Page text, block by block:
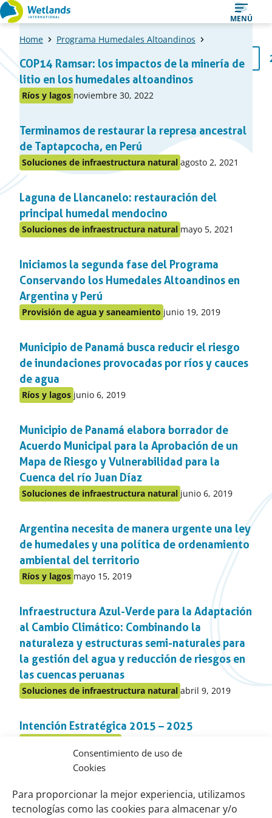
Consentimiento de uso de
Cookies
Para proporcionar la mejor experiencia, utilizamos
tecnologías como las cookies para almacenar y/o
Ir
al
MENÚ
Home Programa Humedales Altoandinos
lista
de
items
COP14 Ramsar: los impactos de la minería de
litio en los humedales altoandinos
Publicado
el
apartado
Ríos y lagos Publicado
noviembre 30, 2022
Terminamos de restaurar la represa ancestral
de Taptapcocha, en Perú
Publicado
en
el
apartado
Soluciones de infraestructura natural Publicado
agosto 2, 2021
Laguna de Llancanelo: restauración del
principal humedal mendocino
Publicado
el
apartado
Soluciones de infraestructura natural Publicado
mayo 5, 2021
Iniciamos la segunda fase del Programa
Conservando los Humedales Altoandinos en
Argentina y Perú
Publicado
el
apartado
Provisión de agua y saneamiento Publicado
junio 19, 2019
Municipio de Panamá busca reducir el riesgo
de inundaciones provocadas por ríos y cauces
de agua
Publicado
el
apartado
Ríos y lagos Publicado
junio 6, 2019
Municipio de Panamá elabora borrador de
Acuerdo Municipal para la Aprobación de un
Mapa de Riesgo y Vulnerabilidad para la
Cuenca del río Juan Díaz
Publicado
el
apartado
Soluciones de infraestructura natural Publicado
junio 6, 2019
Argentina necesita de manera urgente una ley
de humedales y una política de ordenamiento
ambiental del territorio
Publicado
el
apartado
Ríos y lagos Publicado
mayo 15, 2019
Infraestructura Azul-Verde para la Adaptación
al Cambio Climático: Combinando la
naturaleza y estructuras semi-naturales para
la gestión del agua y reducción de riesgos en
las cuencas peruanas
Publicado
el
Soluciones de infraestructura natural Publicado
abril 9, 2019
Intención Estratégica 2015 – 2025
apartado
en:
Desastres
Resiliencia comunitariaPublicado
septiembre 11, 2017